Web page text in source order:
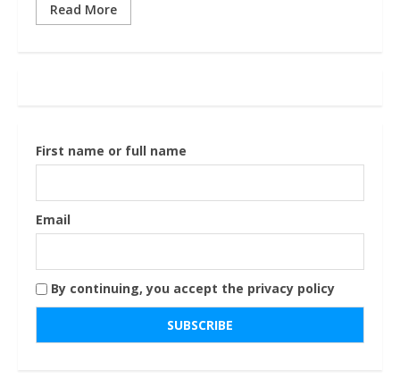
Read More
First name or full name
Email
By continuing, you accept the privacy policy